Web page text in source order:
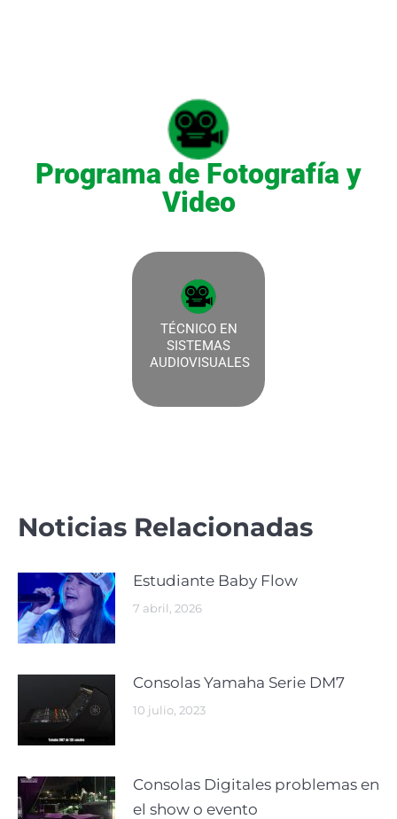
Programa de Fotografía y
Video
TÉCNICO EN
SISTEMAS
AUDIOVISUALES
Noticias Relacionadas
Estudiante Baby Flow
7 abril, 2026
Consolas Yamaha Serie DM7
10 julio, 2023
Consolas Digitales problemas en
el show o evento